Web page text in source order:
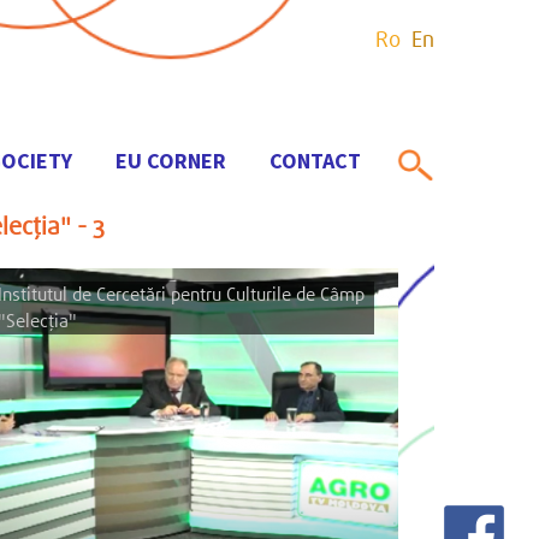
Ro En
EU CORNER CONTACT
- 3
de Cercetări pentru Culturile de Câmp
"Selecția"